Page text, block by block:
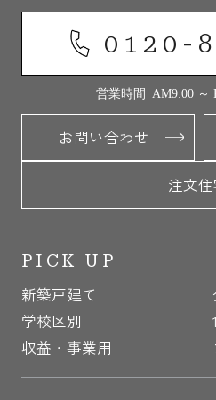
0120-
営業時間 AM9:00 ～
お問い合わせ
注文
PICK UP
新築戸建て
学校区別
収益・事業用